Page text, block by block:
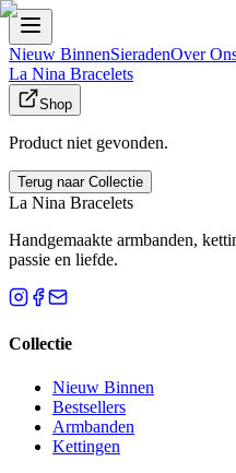
Nieuw BinnenSieradenOver
La Nina Bracelets
Shop
Product niet gevonden.
Terug naar Collectie
La Nina Bracelets
Handgemaakte armbanden,
passie en liefde.
Collectie
Nieuw Binnen
Bestsellers
Armbanden
Kettingen